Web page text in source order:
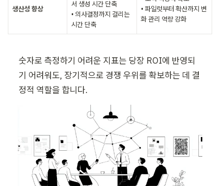
생산성 향상
서 생성 시간 단축
• 의사결정까지 걸리는
시간 단축
• 파일럿부터 확산까지 변
화 관리 역량 강화
숫자로 측정하기 어려운 지표는 당장 ROI에 반영되
기 어려워도, 장기적으로 경쟁 우위를 확보하는 데 결
정적 역할을 합니다.